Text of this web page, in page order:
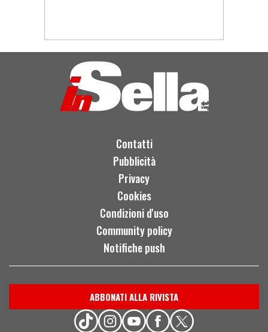
Contatti
Pubblicità
Privacy
Cookies
Condizioni d'uso
Community policy
Notifiche push
ABBONATI ALLA RIVISTA